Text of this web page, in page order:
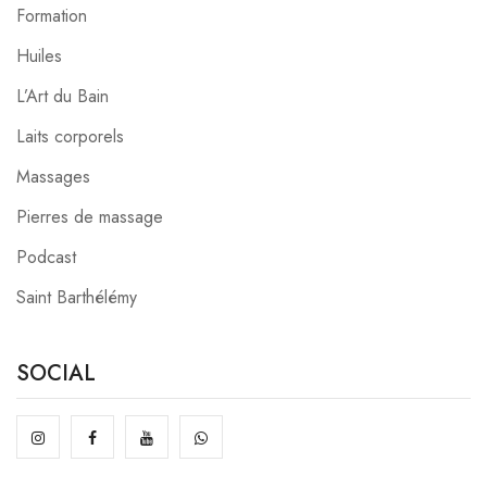
Formation
Huiles
L’Art du Bain
Laits corporels
Massages
Pierres de massage
Podcast
Saint Barthélémy
SOCIAL